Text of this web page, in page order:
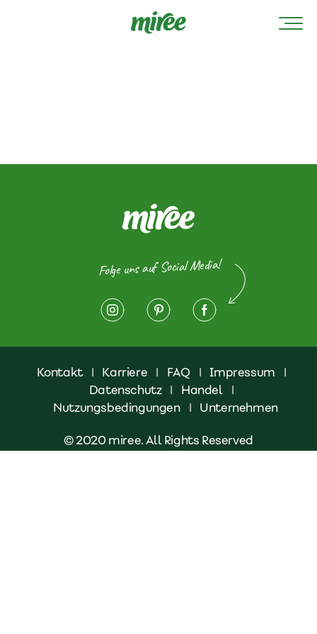
Folge uns auf Social Media!
Kontakt | Karriere | FAQ | Impressum
|
Datenschutz | Handel
|
Nutzungsbedingungen
| Unternehmen
© 2020 miree. All Rights Reserved